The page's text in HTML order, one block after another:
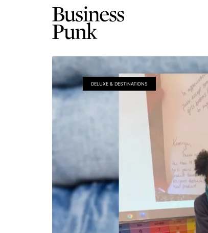
DELUXE & DESTINATIONS